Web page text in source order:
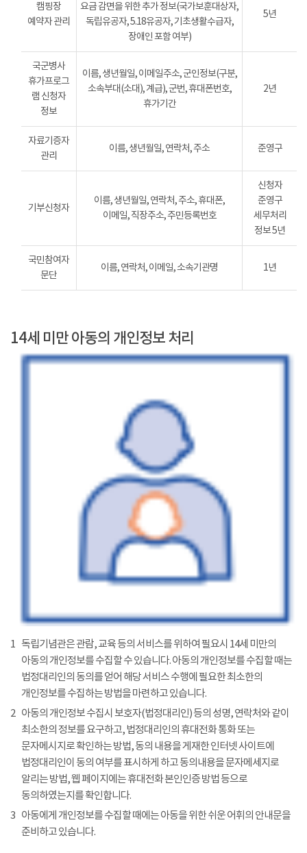
캠핑장
예약자 관리
요금 감면을 위한 추가 정보(국가보훈대상자,
독립유공자, 5.18유공자, 기초생활수급자,
장애인 포함 여부)
5년
국군병사
휴가프로그
램 신청자
정보
이름, 생년월일, 이메일주소, 군인정보(구분,
소속부대(소대), 계급), 군번, 휴대폰번호,
휴가기간
2년
자료기증자
관리
이름, 생년월일, 연락처, 주소 준영구
기부신청자
이름, 생년월일, 연락처, 주소, 휴대폰,
이메일, 직장주소, 주민등록번호
신청자
준영구
세무처리
정보 5년
국민참여자
문단
이름, 연락처, 이메일, 소속기관명 1년
14세 미만 아동의 개인정보 처리
1 독립기념관은 관람, 교육 등의 서비스를 위하여 필요시 14세 미만의
아동의 개인정보를 수집할 수 있습니다. 아동의 개인정보를 수집할 때는
법정대리인의 동의를 얻어 해당 서비스 수행에 필요한 최소한의
개인정보를 수집하는 방법을 마련하고 있습니다.
2 아동의 개인정보 수집시 보호자(법정대리인) 등의 성명, 연락처와 같이
최소한의 정보를 요구하고, 법정대리인의 휴대전화 통화 또는
문자메시지로 확인하는 방법, 동의 내용을 게재한 인터넷 사이트에
법정대리인이 동의 여부를 표시하게 하고 동의내용을 문자메세지로
알리는 방법, 웹 페이지에는 휴대전화 본인인증 방법 등으로
동의하였는지를 확인합니다.
3 아동에게 개인정보를 수집할 때에는 아동을 위한 쉬운 어휘의 안내문을
준비하고 있습니다.